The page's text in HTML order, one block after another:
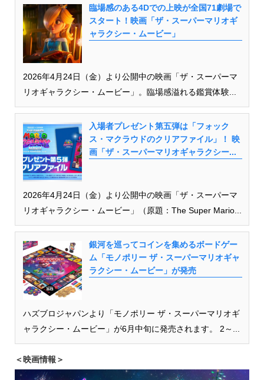
臨場感のある4Dでの上映が全国71劇場で
スタート！映画「ザ・スーパーマリオギ
ャラクシー・ムービー」
2026年4月24日（金）より公開中の映画「ザ・スーパーマ
リオギャラクシー・ムービー」。臨場感溢れる鑑賞体験...
入場者プレゼント第五弾は「フォック
ス・マクラウドのクリアファイル」！ 映
画「ザ・スーパーマリオギャラクシー...
2026年4月24日（金）より公開中の映画「ザ・スーパーマ
リオギャラクシー・ムービー」（原題：The Super Mario...
銀河を巡ってコインを集めるボードゲー
ム「モノポリー ザ・スーパーマリオギャ
ラクシー・ムービー」が発売
ハズブロジャパンより「モノポリー ザ・スーパーマリオギ
ャラクシー・ムービー」が6月中旬に発売されます。 2～...
＜映画情報＞